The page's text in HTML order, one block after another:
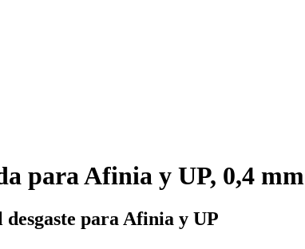
para Afinia y UP, 0,4 mm
para Afinia y UP